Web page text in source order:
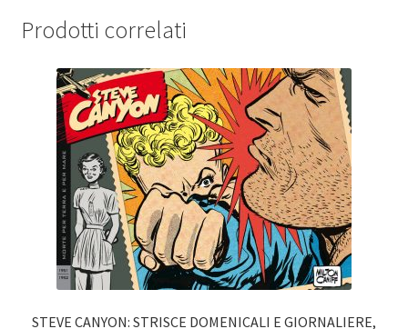
Prodotti correlati
STEVE CANYON: STRISCE DOMENICALI E GIORNALIERE,